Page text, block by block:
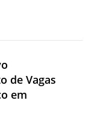
de Vagas
em